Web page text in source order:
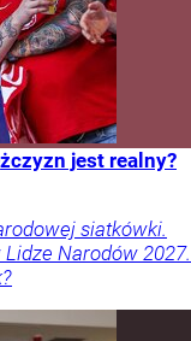
jest realny?
siatkówki.
Narodów 2027.